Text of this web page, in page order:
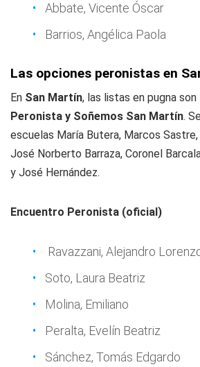
Abbate, Vicente Óscar
Barrios, Angélica Paola
Las opciones peronistas en
En San Martín, las listas en pugna son
Peronista y Soñemos San Martín.
escuelas María Butera, Marcos
José Norberto Barraza, Coronel
y José Hernández.
Encuentro Peronista (oficial)
Ravazzani, Alejandro
Soto, Laura Beatriz
Molina, Emiliano
Peralta, Evelín Beatriz
Sánchez, Tomás Edgardo